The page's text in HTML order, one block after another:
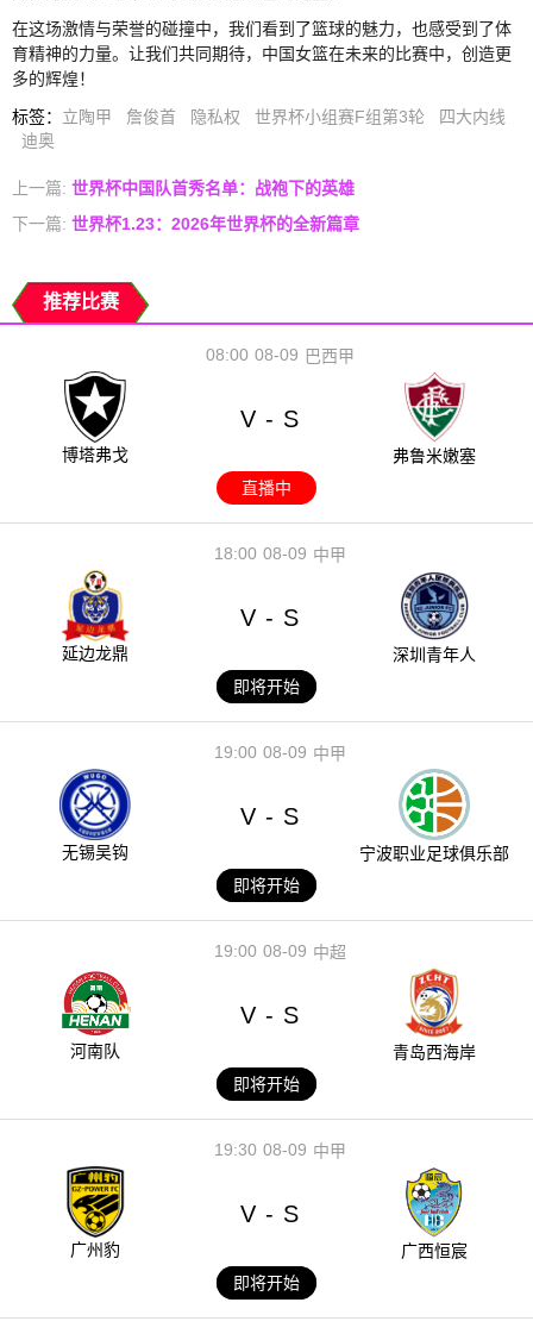
在这场激情与荣誉的碰撞中，我们看到了篮球的魅力，也感受到了体
育精神的力量。让我们共同期待，中国女篮在未来的比赛中，创造更
多的辉煌！
标签： 立陶甲 詹俊首 隐私权 世界杯小组赛F组第3轮
四大内线
迪奥
上一篇: 世界杯中国队首秀名单：战袍下的英雄
下一篇: 世界杯1.23：2026年世界杯的全新篇章
推荐比赛
08-09
08:00 巴西甲
博塔弗戈
V - S
弗鲁米嫩塞
直播中
08-09
18:00 中甲
延边龙鼎
V - S
深圳青年人
即将开始
08-09
19:00 中甲
无锡吴钩
V - S
宁波职业足球俱乐部
即将开始
08-09
19:00 中超
河南队
V - S
青岛西海岸
即将开始
08-09
19:30 中甲
广州豹
V - S
广西恒宸
即将开始